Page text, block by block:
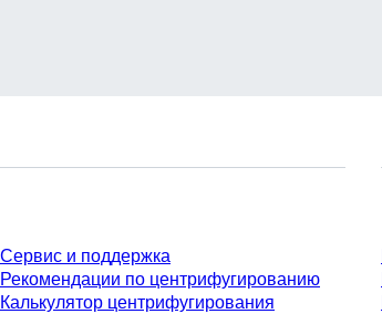
Сервис и поддержка
Рекомендации по центрифугированию
Калькулятор центрифугирования